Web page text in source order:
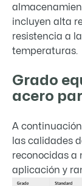
incluyen alta
resistencia a
temperaturas.
Grado
acero
A
las calidades
reconocidas a
aplicación y